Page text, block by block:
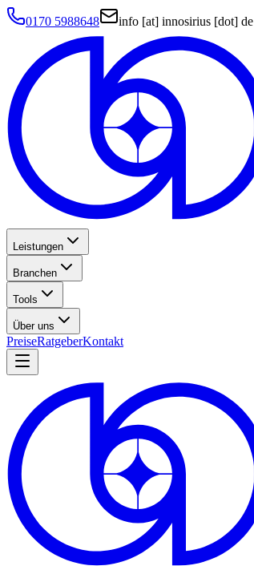
0170 5988648 info [at] innosirius [dot] de
Leistungen
Branchen
Tools
Über uns
PreiseRatgeberKontakt